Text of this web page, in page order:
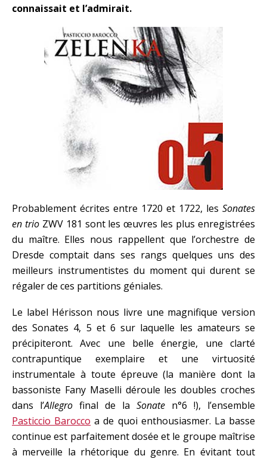
connaissait et l’admirait.
Probablement écrites entre 1720 et 1722, les Sonates
en trioZWV 181 sont les œuvres les plus enregistrées
du maître. Elles nous rappellent que l’orchestre de
Dresde comptait dans ses rangs quelques uns des
meilleurs instrumentistes du moment qui durent se
régaler de ces partitions géniales.
Le label Hérisson nous livre une magnifique version
des Sonates 4, 5 et 6 sur laquelle les amateurs se
précipiteront. Avec une belle énergie, une clarté
contrapuntique exemplaire et une virtuosité
instrumentale à toute épreuve (la manière dont la
bassoniste Fany Maselli déroule les doubles croches
dans l’Allegro final de la Sonate n°6 !), l’ensemble
Pasticcio Barocco a de quoi enthousiasmer. La basse
continue est parfaitement dosée et le groupe maîtrise
à merveille la rhétorique du genre. En évitant tout